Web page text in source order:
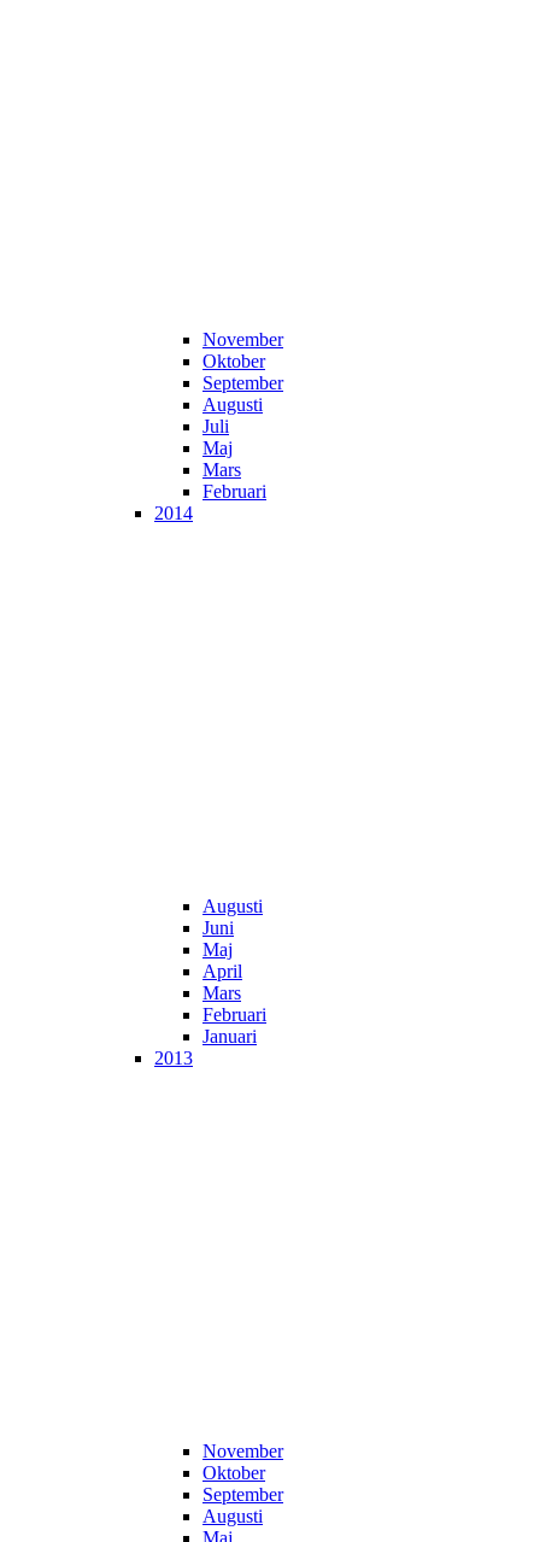
November
Oktober
September
Augusti
Juli
Maj
Mars
Februari
2014
Augusti
Juni
Maj
April
Mars
Februari
Januari
2013
November
Oktober
September
Augusti
Maj